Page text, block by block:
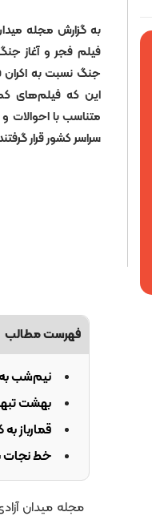
به گزارش مجله
فیلم فجر و آغاز
جنگ نسبت به اکران
این که فیلم‌های
متناسب با احوالات
سراسر کشور قرار
فهرست مطالب
نیم‌شب
بهشت
قمارباز
خط نجات
مجله میدان